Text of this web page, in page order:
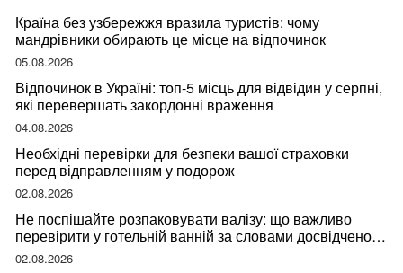
Країна без узбережжя вразила туристів: чому
мандрівники обирають це місце на відпочинок
05.08.2026
Відпочинок в Україні: топ-5 місць для відвідин у серпні,
які перевершать закордонні враження
04.08.2026
Необхідні перевірки для безпеки вашої страховки
перед відправленням у подорож
02.08.2026
Не поспішайте розпаковувати валізу: що важливо
перевірити у готельній ванній за словами досвідченої
мандрівниці
02.08.2026